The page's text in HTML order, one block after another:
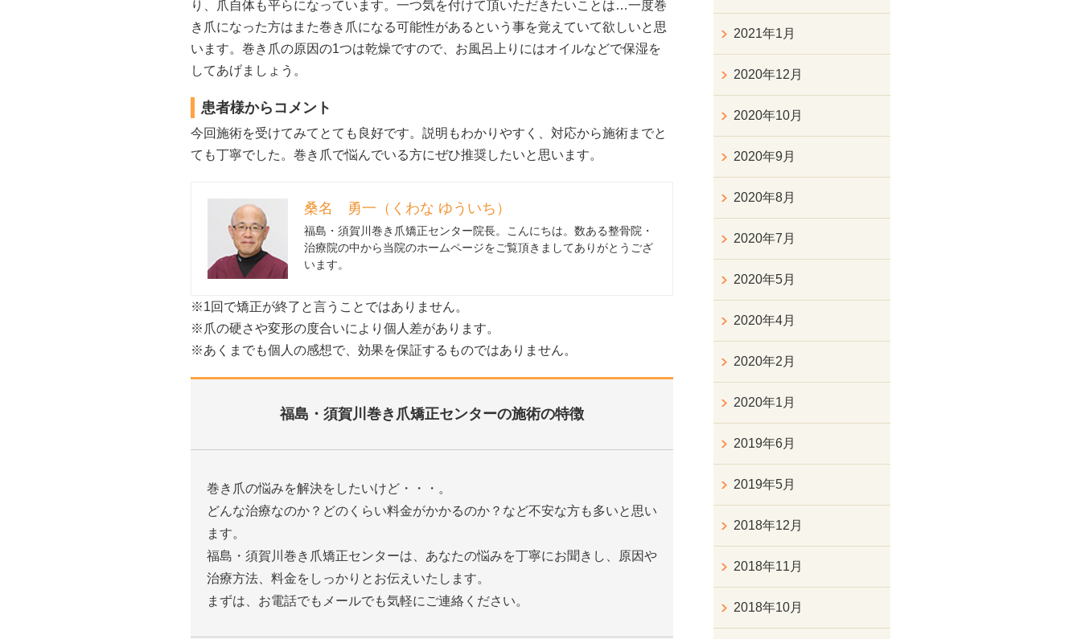
り、爪自体も平らになっています。一つ気を付けて頂いただきたいことは…一度巻
き爪になった方はまた巻き爪になる可能性があるという事を覚えていて欲しいと思
います。巻き爪の原因の1つは乾燥ですので、お風呂上りにはオイルなどで保湿を
してあげましょう。
患者様からコメント
今回施術を受けてみてとても良好です。説明もわかりやすく、対応から施術までと
ても丁寧でした。巻き爪で悩んでいる方にぜひ推奨したいと思います。
桑名 勇一（くわな ゆういち）
福島・須賀川巻き爪矯正センター院長。こんにちは。数ある整骨院・
治療院の中から当院のホームページをご覧頂きましてありがとうござ
います。
※1回で矯正が終了と言うことではありません。
※爪の硬さや変形の度合いにより個人差があります。
※あくまでも個人の感想で、効果を保証するものではありません。
福島・須賀川巻き爪矯正センターの施術の特徴
巻き爪の悩みを解決をしたいけど・・・。
どんな治療なのか？どのくらい料金がかかるのか？など不安な方も多いと思い
ます。
福島・須賀川巻き爪矯正センターは、あなたの悩みを丁寧にお聞きし、原因や
治療方法、料金をしっかりとお伝えいたします。
まずは、お電話でもメールでも気軽にご連絡ください。
2021年1月
2020年12月
2020年10月
2020年9月
2020年8月
2020年7月
2020年5月
2020年4月
2020年2月
2020年1月
2019年6月
2019年5月
2018年12月
2018年11月
2018年10月